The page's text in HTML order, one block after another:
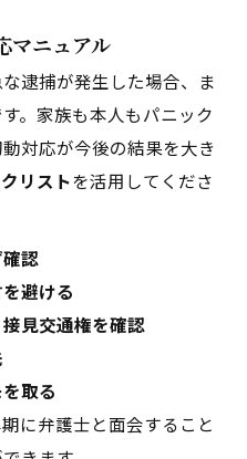
マニュアル
逮捕が発生した場合、ま
。家族も本人もパニック
対応が今後の結果を大き
リストを活用してくださ
認
避ける
見交通権を確認
取る
に弁護士と面会すること